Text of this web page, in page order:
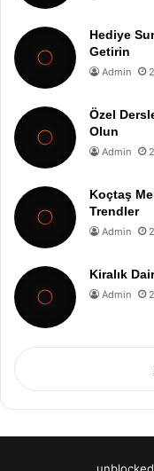
Hediye
Getirin
Admin
Özel
Olun
Admin
Koçtaş
Trendler
Admin
Kiralık
Admin